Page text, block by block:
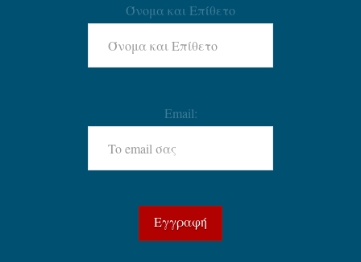
Όνομα και Επίθετο
Email: